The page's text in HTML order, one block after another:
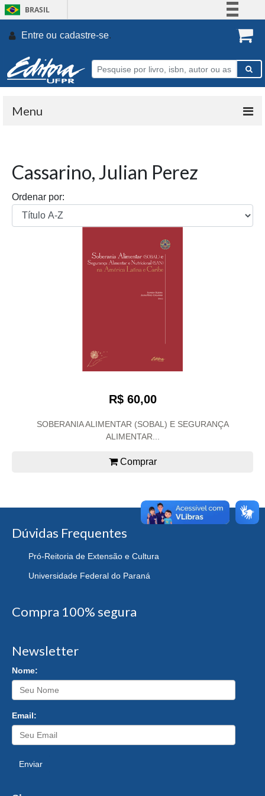
BRASIL
Participe
Entre ou cadastre-se.
Menu
Cassarino, Julian Perez
Ordenar por:
R$ 60,00
SOBERANIA ALIMENTAR (SOBAL) E SEGURANÇA
ALIMENTAR...
Comprar
Dúvidas Frequentes
Pró-Reitoria de Extensão e Cultura
Universidade Federal do Paraná
Compra 100% segura
Newsletter
Nome:
Email:
Enviar